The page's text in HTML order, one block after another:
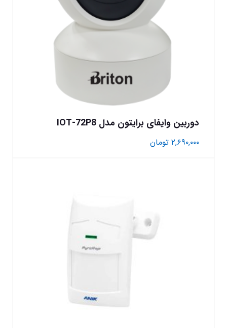
دوربین وایفای برایتون مدل IOT-72P8
۲,۶۹۰,۰۰۰ تومان